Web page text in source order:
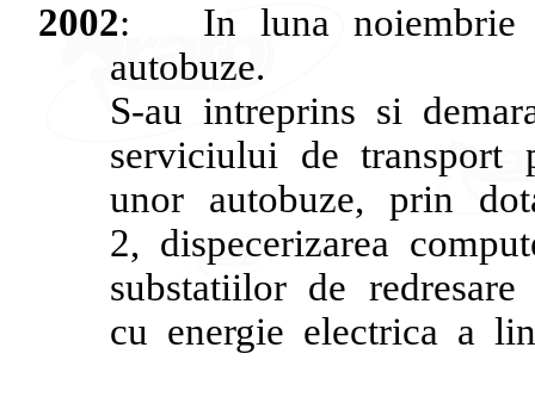
2002: In luna
noiembrie
autobuze.
S-au intreprins si
serviciului
de transport
unor
autobuze, prin
2, dispecerizarea
substatiilor de redresare
cu energie electrica a